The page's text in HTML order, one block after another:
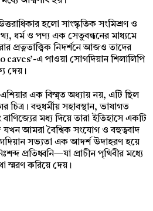
হলো সাংস্কৃতিক সংমিশ্রণ ও
ধর্ম ও পণ্য এক সেতুবন্ধনের মাধ্যমে
প্রত্নতাত্ত্বিক নিদর্শনে আজও তাদের
caves’-এ পাওয়া সোগদিয়ান শিলালিপি
দেয়।
এক বিস্মৃত অধ্যায় নয়, এটি ছিল
বহুধর্মীয় সহাবস্থান, ভাষাগত
বাণিজ্যের মধ্য দিয়ে তারা ইতিহাসে একটি
আমরা বৈশ্বিক সংযোগ ও বহুত্ববাদ
সভ্যতা এক আদর্শ উদাহরণ হয়ে
প্রতিধ্বনি—যা প্রাচীন পৃথিবীর মধ্যে
স্মরণ করিয়ে দেয়।